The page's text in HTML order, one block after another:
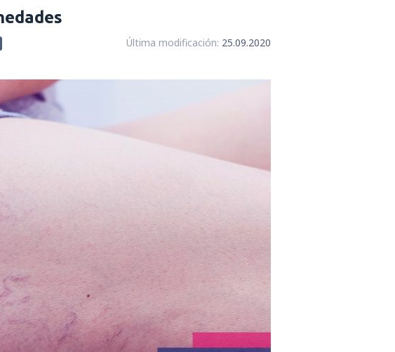
Última modificación: 25.09.2020